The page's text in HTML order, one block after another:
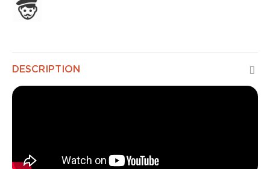
DESCRIPTION